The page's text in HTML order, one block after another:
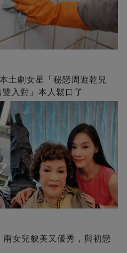
土劇女星「秘戀周遊乾兒
入對」本人鬆口了
女兒貌美又優秀，與初戀